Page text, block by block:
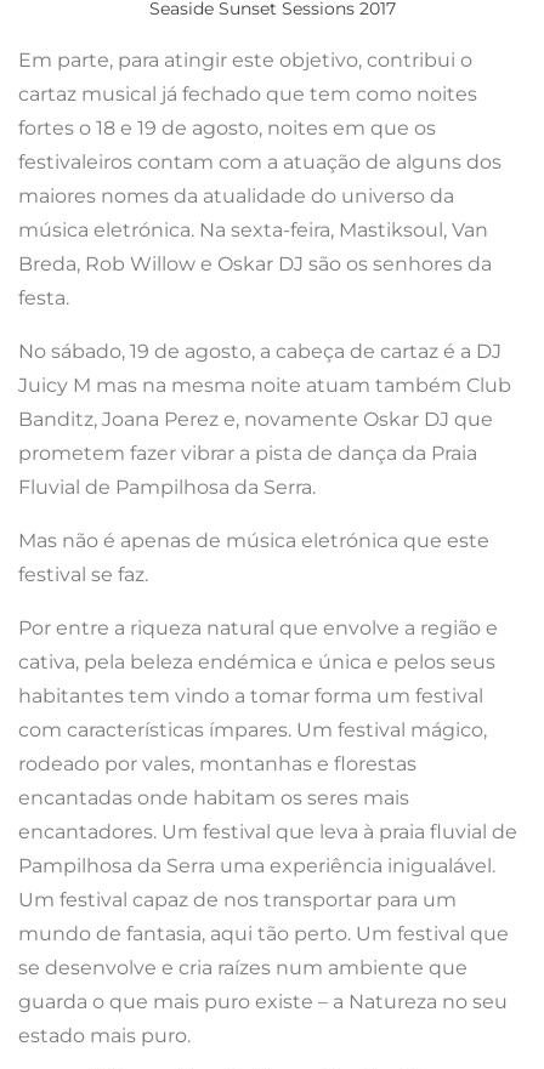
Seaside Sunset Sessions 2017
Em parte, para atingir este objetivo, contribui o
cartaz musical já fechado que tem como noites
fortes o 18 e 19 de agosto, noites em que os
festivaleiros contam com a atuação de alguns dos
maiores nomes da atualidade do universo da
música eletrónica. Na sexta-feira, Mastiksoul, Van
Breda, Rob Willow e Oskar DJ são os senhores da
festa.
No sábado, 19 de agosto, a cabeça de cartaz é a DJ
Juicy M mas na mesma noite atuam também Club
Banditz, Joana Perez e, novamente Oskar DJ que
prometem fazer vibrar a pista de dança da Praia
Fluvial de Pampilhosa da Serra.
Mas não é apenas de música eletrónica que este
festival se faz.
Por entre a riqueza natural que envolve a região e
cativa, pela beleza endémica e única e pelos seus
habitantes tem vindo a tomar forma um festival
com características ímpares. Um festival mágico,
rodeado por vales, montanhas e florestas
encantadas onde habitam os seres mais
encantadores. Um festival que leva à praia fluvial de
Pampilhosa da Serra uma experiência inigualável.
Um festival capaz de nos transportar para um
mundo de fantasia, aqui tão perto. Um festival que
se desenvolve e cria raízes num ambiente que
guarda o que mais puro existe – a Natureza no seu
estado mais puro.